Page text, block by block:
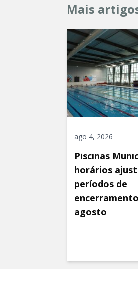
Mais
ago 4, 2026
Piscinas
horários
períodos de
agosto